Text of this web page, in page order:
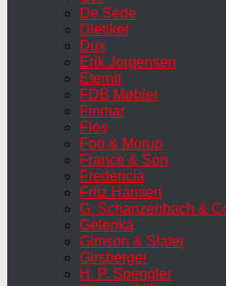
De Sede
Dietiker
Dux
Erik Jorgensen
Eternit
FDB Møbler
Finmar
Flos
Fog & Morup
France & Son
Fredericia
Fritz Hansen
G. Schanzenbach &
Gelenka
Gimson & Slater
Girsberger
H. P. Spengler